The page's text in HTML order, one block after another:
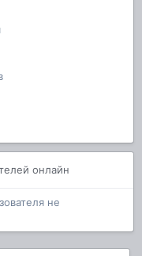
онлайн
не